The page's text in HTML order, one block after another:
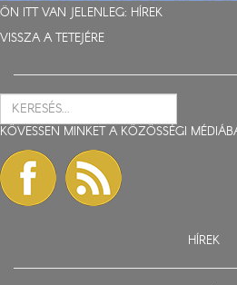
ÖN ITT VAN JELENLEG: HÍREK
VISSZA A TETEJÉRE
KÖVESSEN MINKET A KÖZÖSSÉGI
HÍREK